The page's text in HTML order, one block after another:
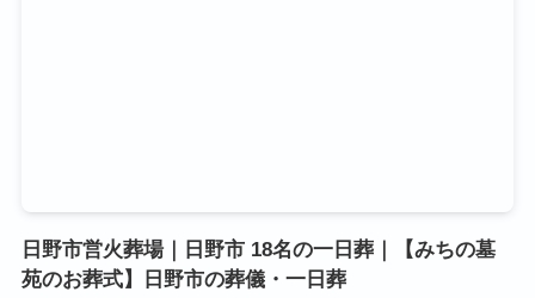
日野市営火葬場｜日野市 18名の一日葬｜【みちの墓
苑のお葬式】日野市の葬儀・一日葬